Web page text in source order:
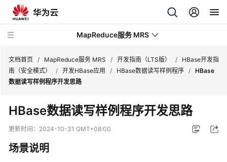
MapReduce服务 MRS
动
态
服
文档首页 / MapReduce服务 MRS / 开发指南（LTS版） /
HBase开发指
南（安全模式）
/ 开发HBase应用 / HBase数据读写样例程序 / HBase
数据读写样例程序开发思路
HBase数据读写样例程序开发思路
更新时间： 2024-10-31 GMT+08:00
场景说明